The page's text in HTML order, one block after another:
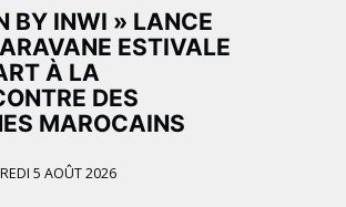
BY INWI » LANCE
ESTIVALE
À LA
DES
MAROCAINS
5 AOÛT 2026